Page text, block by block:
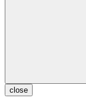
close